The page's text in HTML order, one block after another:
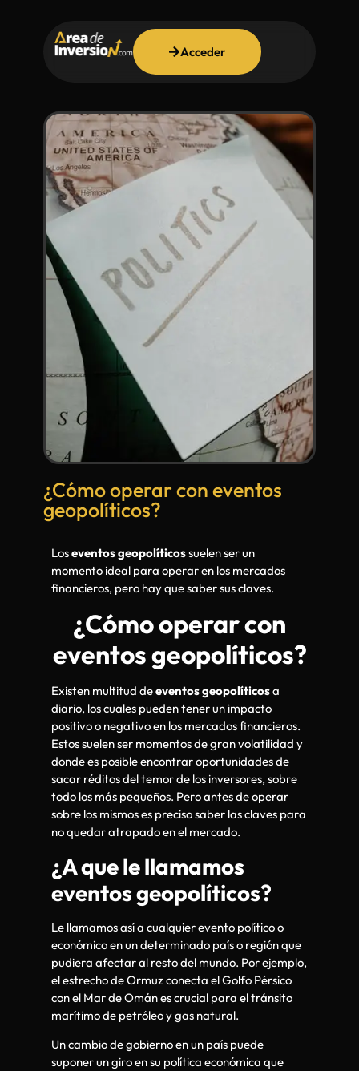
Acceder
¿Cómo operar con eventos
geopolíticos?
Loseventos geopolíticossuelen ser un
momento ideal para operar en los mercados
financieros, pero hay que saber sus claves.
¿Cómo operar con
eventos geopolíticos?
Existen multitud deeventos geopolíticosa
diario, los cuales pueden tener un impacto
positivo o negativo en los mercados financieros.
Estos suelen ser momentos de gran volatilidad y
donde es posible encontrar oportunidades de
sacar réditos del temor de los inversores, sobre
todo los más pequeños. Pero antes de operar
sobre los mismos es preciso saber las claves para
no quedar atrapado en el mercado.
¿A que le llamamos
eventos geopolíticos?
Le llamamos así a cualquier evento político o
económico en un determinado país o región que
pudiera afectar al resto del mundo. Por ejemplo,
el estrecho de Ormuz conecta el Golfo Pérsico
con el Mar de Omán es crucial para el tránsito
marítimo de petróleo y gas natural.
Un cambio de gobierno en un país puede
suponer un giro en su política económica que